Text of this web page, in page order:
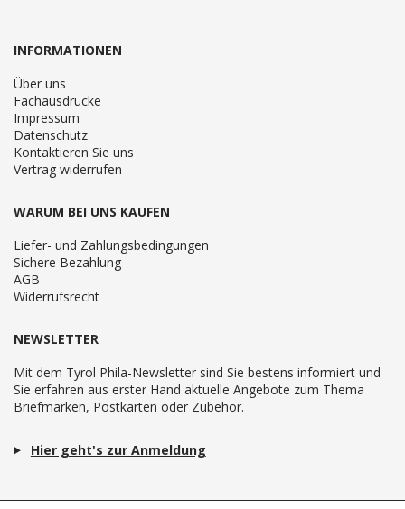
INFORMATIONEN
Über uns
Fachausdrücke
Impressum
Datenschutz
Kontaktieren Sie uns
Vertrag widerrufen
WARUM BEI UNS KAUFEN
Liefer- und Zahlungsbedingungen
Sichere Bezahlung
AGB
Widerrufsrecht
NEWSLETTER
Mit dem Tyrol Phila-Newsletter sind Sie bestens informiert und
Sie erfahren aus erster Hand aktuelle Angebote zum Thema
Briefmarken, Postkarten oder Zubehör.
Hier geht's zur Anmeldung